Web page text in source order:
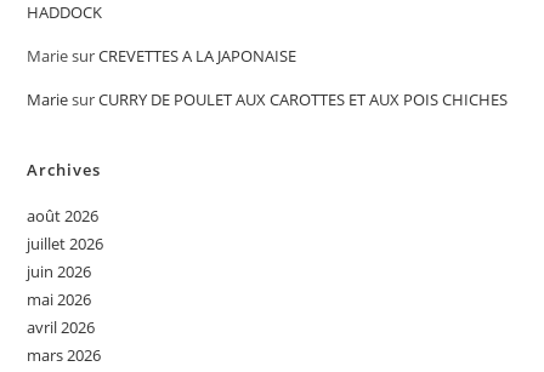
HADDOCK
MariesurCREVETTES A LA JAPONAISE
MariesurCURRY DE POULET AUX CAROTTES ET AUX POIS CHICHES
Archives
août 2026
juillet 2026
juin 2026
mai 2026
avril 2026
mars 2026